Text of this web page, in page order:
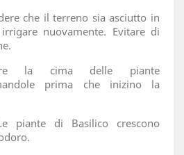
che il terreno sia asciutto in
nuovamente. Evitare di
la cima delle piante
prima che inizino la
piante di Basilico crescono